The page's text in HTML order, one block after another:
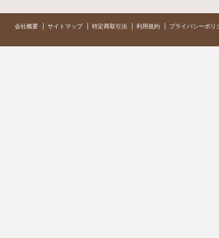
会社概要 サイトマップ 特定商取引法 利用規約 プライバシーポリ